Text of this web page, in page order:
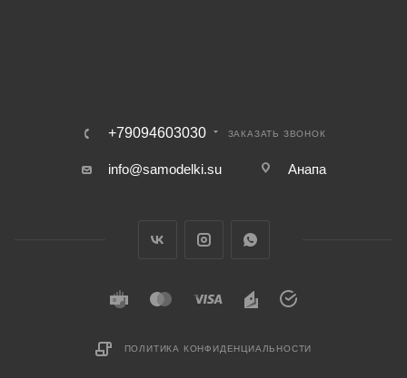
+79094603030 ЗАКАЗАТЬ ЗВОНОК
info@samodelki.su Анапа
ПОЛИТИКА КОНФИДЕНЦИАЛЬНОСТИ